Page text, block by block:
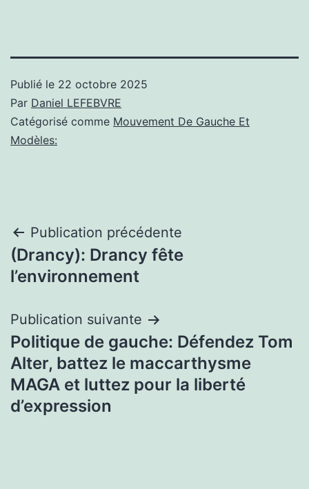
Publié le 22 octobre 2025
Par Daniel LEFEBVRE
Catégorisé comme Mouvement De Gauche Et
Modèles:
Navigation
de
Publication précédente
(Drancy): Drancy fête
l’environnement
Publication suivante
Politique de gauche: Défendez Tom
Alter, battez le maccarthysme
MAGA et luttez pour la liberté
d’expression